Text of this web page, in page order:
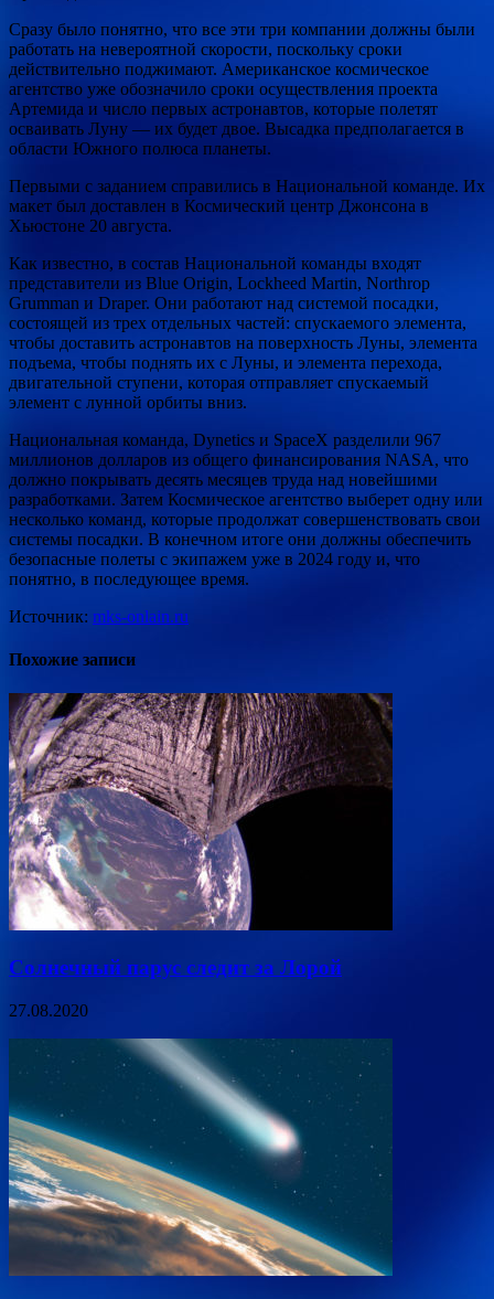
Сразу было понятно, что все эти три компании должны были
работать на невероятной скорости, поскольку сроки
действительно поджимают. Американское космическое
агентство уже обозначило сроки осуществления проекта
Артемида и число первых астронавтов, которые полетят
осваивать Луну — их будет двое. Высадка предполагается в
области Южного полюса планеты.
Первыми с заданием справились в Национальной команде. Их
макет был доставлен в Космический центр Джонсона в
Хьюстоне 20 августа.
Как известно, в состав Национальной команды входят
представители из Blue Origin, Lockheed Martin, Northrop
Grumman и Draper. Они работают над системой посадки,
состоящей из трех отдельных частей: спускаемого элемента,
чтобы доставить астронавтов на поверхность Луны, элемента
подъема, чтобы поднять их с Луны, и элемента перехода,
двигательной ступени, которая отправляет спускаемый
элемент с лунной орбиты вниз.
Национальная команда, Dynetics и SpaceX разделили 967
миллионов долларов из общего финансирования NASA, что
должно покрывать десять месяцев труда над новейшими
разработками. Затем Космическое агентство выберет одну или
несколько команд, которые продолжат совершенствовать свои
системы посадки. В конечном итоге они должны обеспечить
безопасные полеты с экипажем уже в 2024 году и, что
понятно, в последующее время.
Источник: mks-onlain.ru
Похожие записи
Солнечный парус следит за Лорой
27.08.2020